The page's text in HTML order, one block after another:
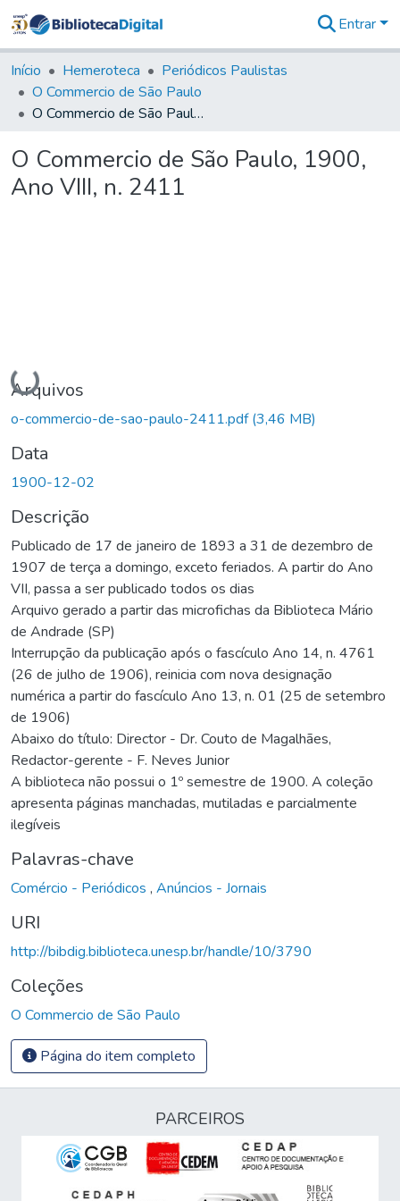
&
Coleções
Tudo na
Biblioteca
Estatísticas
Entrar
Início Hemeroteca
Periódicos Paulistas
O Commercio de São Paulo
O Commercio de São Paulo, 1900, Ano VIII, n. 2411
O Commercio de São Paulo, 1900,
Ano VIII, n. 2411
Carregando...
Arquivos
o-commercio-de-sao-paulo-2411.pdf(3,46 MB)
Data
1900-12-02
Descrição
Publicado de 17 de janeiro de 1893 a 31 de dezembro de
1907 de terça a domingo, exceto feriados. A partir do Ano
VII, passa a ser publicado todos os dias
Arquivo gerado a partir das microfichas da Biblioteca Mário
de Andrade (SP)
Interrupção da publicação após o fascículo Ano 14, n. 4761
(26 de julho de 1906), reinicia com nova designação
numérica a partir do fascículo Ano 13, n. 01 (25 de setembro
de 1906)
Abaixo do título: Director - Dr. Couto de Magalhães,
Redactor-gerente - F. Neves Junior
A biblioteca não possui o 1º semestre de 1900. A coleção
apresenta páginas manchadas, mutiladas e parcialmente
ilegíveis
Palavras-chave
Comércio - Periódicos , Anúncios - Jornais
URI
http://bibdig.biblioteca.unesp.br/handle/10/3790
Coleções
O Commercio de São Paulo
Página do item completo
PARCEIROS